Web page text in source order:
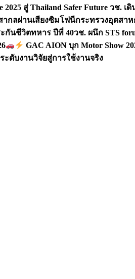
2025 สู่ Thailand Safer Future วช.
กลผ่านเสียงซิมโฟนีกระทรวงอุตสา
กันชีวิตทหาร ปีที่ 40วช. ผนึก STS
GAC AION บุก Motor Show
ดับงานวิจัยสู่การใช้งานจริง